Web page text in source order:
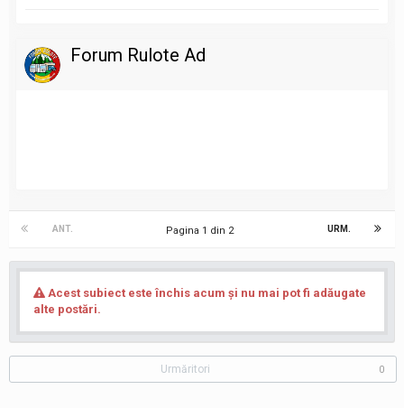
Forum Rulote Ad
ANT. URM.
Pagina 1 din 2
Acest subiect este închis acum şi nu mai pot fi adăugate
alte postări.
Urmăritori 0